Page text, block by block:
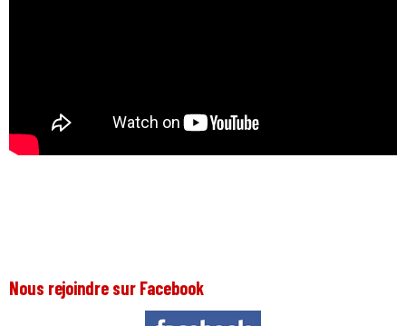
Nous rejoindre sur Facebook